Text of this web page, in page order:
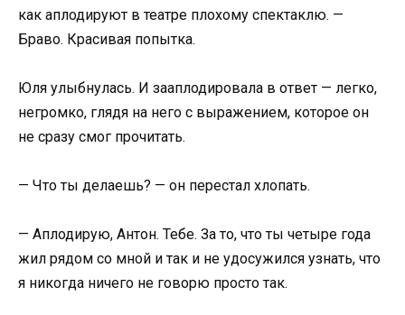
как аплодируют в театре плохому спектаклю. —
Браво. Красивая попытка.
Юля улыбнулась. И зааплодировала в ответ — легко,
негромко, глядя на него с выражением, которое он
не сразу смог прочитать.
— Что ты делаешь? — он перестал хлопать.
— Аплодирую, Антон. Тебе. За то, что ты четыре года
жил рядом со мной и так и не удосужился узнать, что
я никогда ничего не говорю просто так.